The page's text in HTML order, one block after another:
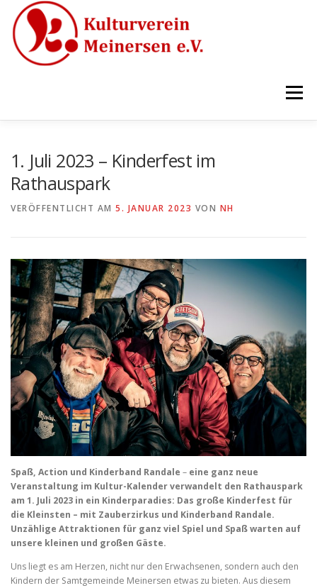
Inhalt
springen
Menü
1. Juli 2023 – Kinderfest im
Rathauspark
VERÖFFENTLICHT AM 5. JANUAR 2023 VON NH
Spaß, Action und Kinderband Randale – eine ganz neue
Veranstaltung im Kultur-Kalender verwandelt den Rathauspark
am 1. Juli 2023 in ein Kinderparadies: Das große Kinderfest für
die Kleinsten – mit Zauberzirkus und Kinderband Randale.
Unzählige Attraktionen für ganz viel Spiel und Spaß warten auf
unsere kleinen und großen Gäste.
Uns liegt es am Herzen, nicht nur den Erwachsenen, sondern auch den
Kindern der Samtgemeinde Meinersen etwas zu bieten. Aus diesem